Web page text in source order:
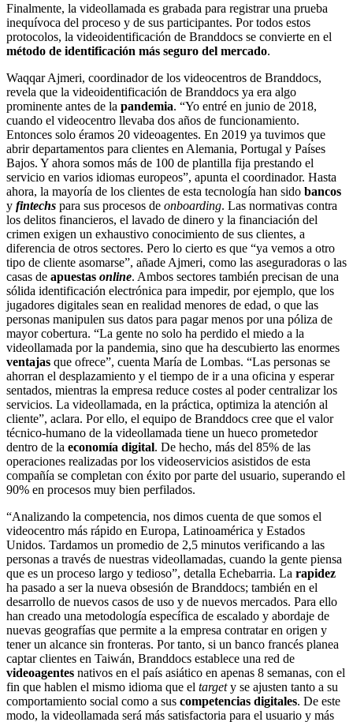
Finalmente, la videollamada es grabada para registrar una prueba
inequívoca del proceso y de sus participantes. Por todos estos
protocolos, la videoidentificación de Branddocs se convierte en el
método de identificación más seguro del mercado.
Waqqar Ajmeri, coordinador de los videocentros de Branddocs,
revela que la videoidentificación de Branddocs ya era algo
prominente antes de la pandemia. “Yo entré en junio de 2018,
cuando el videocentro llevaba dos años de funcionamiento.
Entonces solo éramos 20 videoagentes. En 2019 ya tuvimos que
abrir departamentos para clientes en Alemania, Portugal y Países
Bajos. Y ahora somos más de 100 de plantilla fija prestando el
servicio en varios idiomas europeos”, apunta el coordinador. Hasta
ahora, la mayoría de los clientes de esta tecnología han sido bancos
y fintechs para sus procesos de onboarding. Las normativas contra
los delitos financieros, el lavado de dinero y la financiación del
crimen exigen un exhaustivo conocimiento de sus clientes, a
diferencia de otros sectores. Pero lo cierto es que “ya vemos a otro
tipo de cliente asomarse”, añade Ajmeri, como las aseguradoras o las
casas de apuestas online. Ambos sectores también precisan de una
sólida identificación electrónica para impedir, por ejemplo, que los
jugadores digitales sean en realidad menores de edad, o que las
personas manipulen sus datos para pagar menos por una póliza de
mayor cobertura. “La gente no solo ha perdido el miedo a la
videollamada por la pandemia, sino que ha descubierto las enormes
ventajas que ofrece”, cuenta María de Lombas. “Las personas se
ahorran el desplazamiento y el tiempo de ir a una oficina y esperar
sentados, mientras la empresa reduce costes al poder centralizar los
servicios. La videollamada, en la práctica, optimiza la atención al
cliente”, aclara. Por ello, el equipo de Branddocs cree que el valor
técnico-humano de la videollamada tiene un hueco prometedor
dentro de la economía digital. De hecho, más del 85% de las
operaciones realizadas por los videoservicios asistidos de esta
compañía se completan con éxito por parte del usuario, superando el
90% en procesos muy bien perfilados.
“Analizando la competencia, nos dimos cuenta de que somos el
videocentro más rápido en Europa, Latinoamérica y Estados
Unidos. Tardamos un promedio de 2,5 minutos verificando a las
personas a través de nuestras videollamadas, cuando la gente piensa
que es un proceso largo y tedioso”, detalla Echebarria. La rapidez
ha pasado a ser la nueva obsesión de Branddocs; también en el
desarrollo de nuevos casos de uso y de nuevos mercados. Para ello
han creado una metodología específica de escalado y abordaje de
nuevas geografías que permite a la empresa contratar en origen y
tener un alcance sin fronteras. Por tanto, si un banco francés planea
captar clientes en Taiwán, Branddocs establece una red de
videoagentes nativos en el país asiático en apenas 8 semanas, con el
fin que hablen el mismo idioma que el targety se ajusten tanto a su
comportamiento social como a sus competencias digitales. De este
modo, la videollamada será más satisfactoria para el usuario y más